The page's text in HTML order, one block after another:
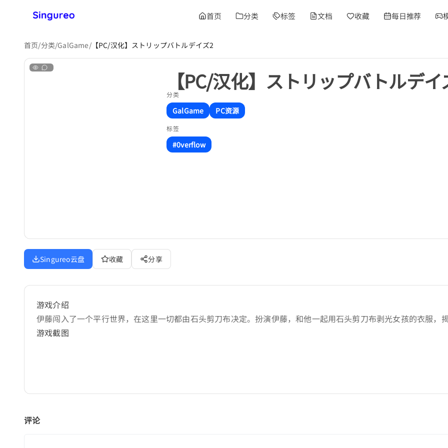
首页 分类 标签 文档 收藏 每日推荐
首页/分类/GalGame/【PC/汉化】ストリップバトルデイズ2
【PC/汉化】ストリップバトルデイ
分类
GalGame PC资源
标签
#0verflow
Singureo云盘 收藏 分享
游戏介绍
伊藤闯入了一个平行世界，在这里一切都由石头剪刀布决定。扮演伊藤，和他一起用石头剪刀布剥光女孩的衣服，
游戏截图
评论